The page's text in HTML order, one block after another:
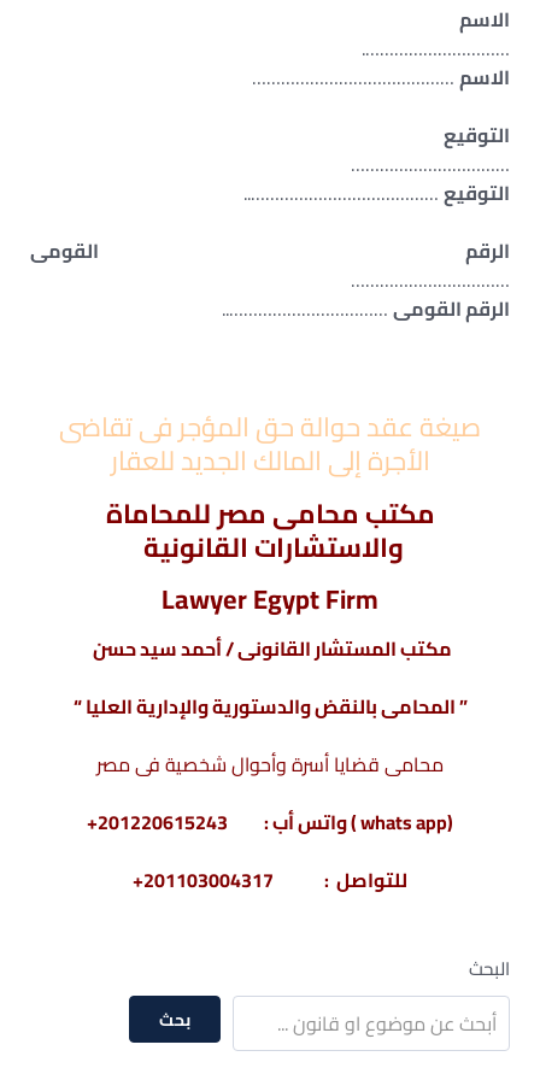
الاسم
الاسم……………………………………
التوقيع
التوقيع…………………………………..
الرقم القومى
……………………………
الرقم القومى……………………………..
صيغة عقد حوالة حق المؤجر فى تقاضى
الأجرة إلى المالك الجديد للعقار
مكتب محامى مصر للمحاماة
والاستشارات القانونية
Lawyer Egypt Firm
مكتب المستشار القانونى / أحمد سيد حسن
” المحامى بالنقض والدستورية والإدارية العليا “
محامى قضايا أسرة وأحوال شخصية فى مصر
(whats app ) واتس أب : 201220615243+
للتواصل : 201103004317+
البحث
بحث